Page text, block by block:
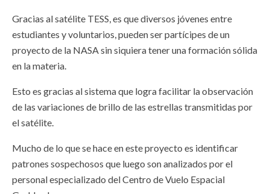
Gracias al satélite TESS, es que diversos jóvenes entre
estudiantes y voluntarios, pueden ser partícipes de un
proyecto de la NASA sin siquiera tener una formación sólida
en la materia.
Esto es gracias al sistema que logra facilitar la observación
de las variaciones de brillo de las estrellas transmitidas por
el satélite.
Mucho de lo que se hace en este proyecto es identificar
patrones sospechosos que luego son analizados por el
personal especializado del Centro de Vuelo Espacial